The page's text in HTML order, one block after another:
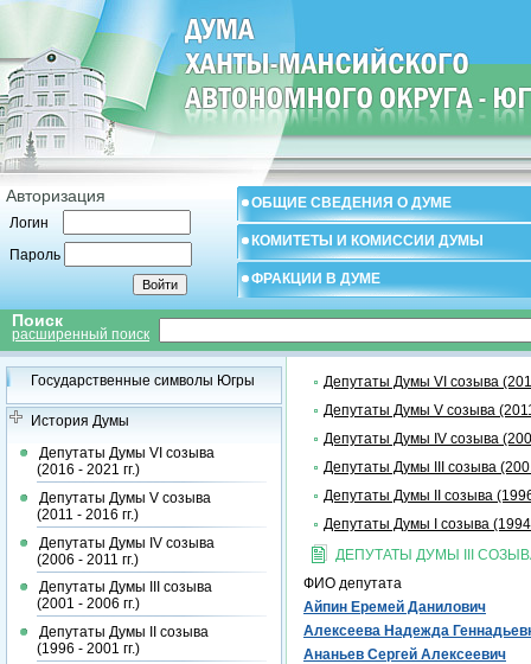
Авторизация
Логин
Пароль
ОБЩИЕ СВЕДЕНИЯ О ДУМЕ
КОМИТЕТЫ И КОМИССИИ ДУМЫ
ФРАКЦИИ В ДУМЕ
Поиск
расширенный поиск
Государственные символы Югры
История Думы
Депутаты Думы VI созыва
(2016 - 2021 гг.)
Депутаты Думы V созыва
(2011 - 2016 гг.)
Депутаты Думы IV созыва
(2006 - 2011 гг.)
Депутаты Думы III созыва
(2001 - 2006 гг.)
Депутаты Думы II созыва
(1996 - 2001 гг.)
Депутаты Думы VI созыва
Депутаты Думы V созыва
Депутаты Думы IV созыва
Депутаты Думы III созыва
Депутаты Думы II созыва (1996
Депутаты Думы I созыва (1994
ДЕПУТАТЫ ДУМЫ III СОЗЫВА
ФИО депутата
Айпин Еремей Данилович
Алексеева Надежда
Ананьев Сергей Алексеевич